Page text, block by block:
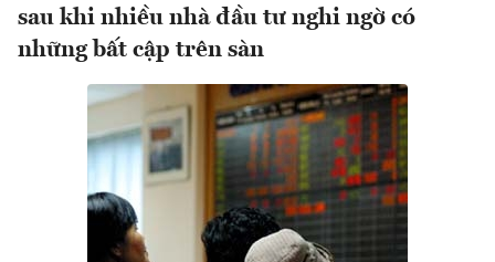
sau khi nhiều nhà đầu tư nghi ngờ có
những bất cập trên sàn